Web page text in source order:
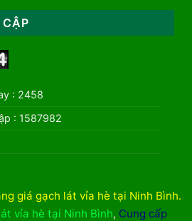
CẬP
: 2458
: 1587982
giá gạch lát vỉa hè tại Ninh Bình.
vỉa hè tại Ninh Bình, Cung cấp